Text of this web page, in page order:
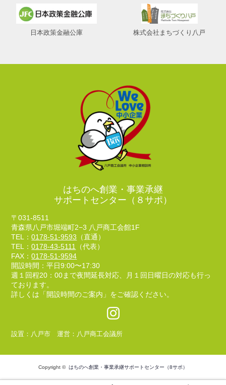
日本政策金融公庫 株式会社まちづくり八戸
はちのへ創業・事業承継
サポートセンター（８サポ）
〒031-8511
青森県八戸市堀端町2−3 八戸商工会館1F
TEL：0178-51-9593 （直通）
TEL：0178-43-5111
（代表）
FAX：0178-51-9594
開設時間：平日9:00〜17:30
週１回程20：00まで夜間延長対応、月１回日曜日の対応も行っ
ております。
詳しくは「開設時間のご案内」をご確認ください。
設置：八戸市 運営：八戸商工会議所
Copyright © はちのへ創業・事業承継サポートセンター（8サポ）